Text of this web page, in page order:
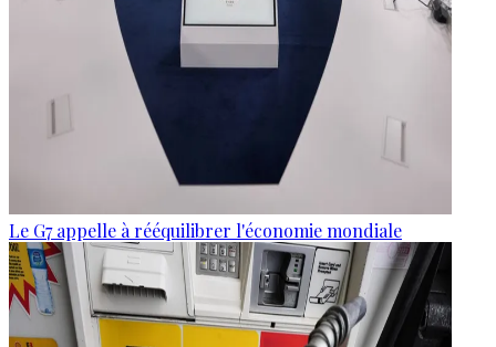
Le G7 appelle à rééquilibrer l'économie mondiale